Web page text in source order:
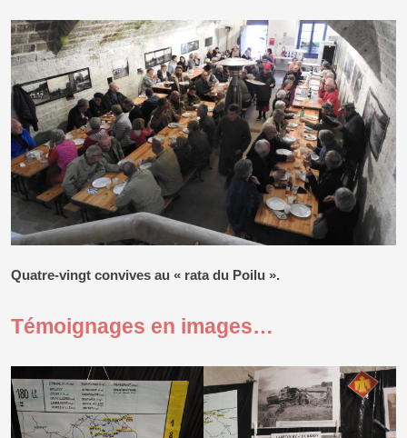
Quatre-vingt convives au « rata du Poilu ».
Témoignages en images…